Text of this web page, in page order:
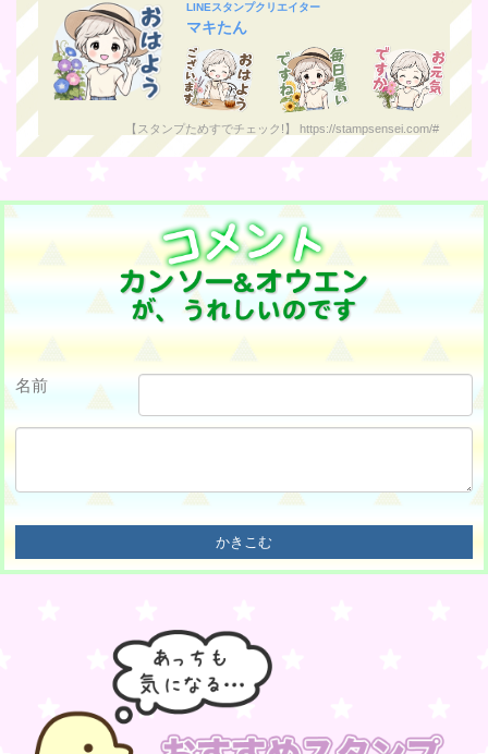
LINEスタンプクリエイター
マキたん
【スタンプためすでチェック!】 https://stampsensei.com/#
名前